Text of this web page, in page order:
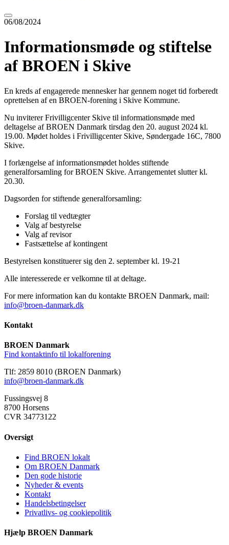
06/08/2024
Informationsmøde og stiftelse
af BROEN i Skive
En kreds af engagerede mennesker har gennem noget tid forberedt
oprettelsen af en BROEN-forening i Skive Kommune.
Nu inviterer Frivilligcenter Skive til informationsmøde med
deltagelse af BROEN Danmark tirsdag den 20. august 2024 kl.
19.00. Mødet holdes i Frivilligcenter Skive, Søndergade 16C, 7800
Skive.
I forlængelse af informationsmødet holdes stiftende
generalforsamling for BROEN Skive. Arrangementet slutter kl.
20.30.
Dagsorden for stiftende generalforsamling:
Forslag til vedtægter
Valg af bestyrelse
Valg af revisor
Fastsættelse af kontingent
Bestyrelsen konstituerer sig den 2. september kl. 19-21
Alle interesserede er velkomne til at deltage.
For mere information kan du kontakte BROEN Danmark, mail:
info@broen-danmark.dk
Kontakt
BROEN Danmark
Find kontaktinfo til lokalforening
Tlf: 2859 8010 (BROEN Danmark)
info@broen-danmark.dk
Fussingsvej 8
8700 Horsens
CVR 34773122
Oversigt
Find BROEN lokalt
Om BROEN Danmark
Den gode historie
Nyheder & events
Kontakt
Handelsbetingelser
Privatlivs- og cookiepolitik
Hjælp BROEN Danmark